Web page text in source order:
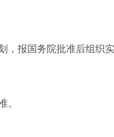
报国务院批准后组织实
。